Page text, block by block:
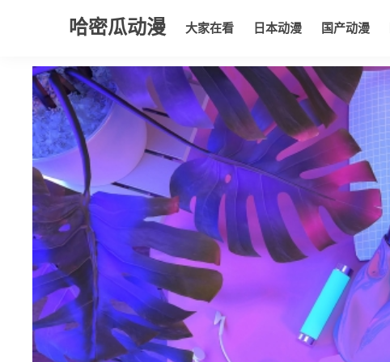
哈密瓜动漫 大家在看 日本动漫 国产动漫
大家在看 日本动漫 国产动漫 欧美动漫 动漫电影